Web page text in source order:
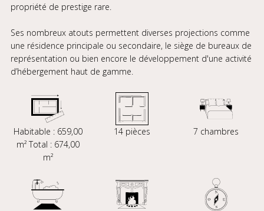
propriété de prestige rare.
Ses nombreux atouts permettent diverses projections comme
une résidence principale ou secondaire, le siège de bureaux de
représentation ou bien encore le développement d'une activité
d’hébergement haut de gamme.
Habitable : 659,00
m² Total : 674,00
m²
14 pièces 7 chambres